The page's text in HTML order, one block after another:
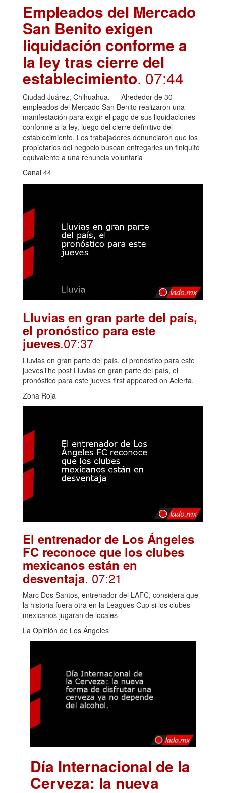
Empleados del Mercado
San Benito exigen
liquidación conforme a
la ley tras cierre del
establecimiento. 07:44
Ciudad Juárez, Chihuahua. — Alrededor de 30
empleados del Mercado San Benito realizaron una
manifestación para exigir el pago de sus liquidaciones
conforme a la ley, luego del cierre definitivo del
establecimiento. Los trabajadores denunciaron que los
propietarios del negocio buscan entregarles un finiquito
equivalente a una renuncia voluntaria
Canal 44
Lluvias en gran parte del país,
el pronóstico para este
jueves.07:37
Lluvias en gran parte del país, el pronóstico para este
juevesThe post Lluvias en gran parte del país, el
pronóstico para este jueves first appeared on Acierta.
Zona Roja
El entrenador de Los Ángeles
FC reconoce que los clubes
mexicanos están en
desventaja. 07:21
Marc Dos Santos, entrenador del LAFC, considera que
la historia fuera otra en la Leagues Cup si los clubes
mexicanos jugaran de locales
La Opinión de Los Ángeles
Día Internacional de la
Cerveza: la nueva